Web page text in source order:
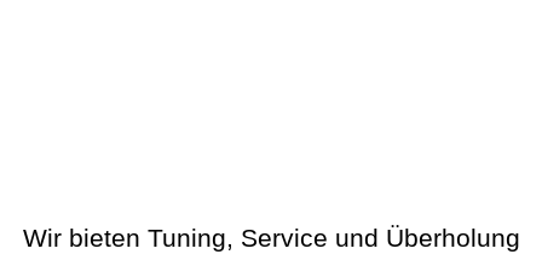
Wir bieten Tuning, Service und Überholung